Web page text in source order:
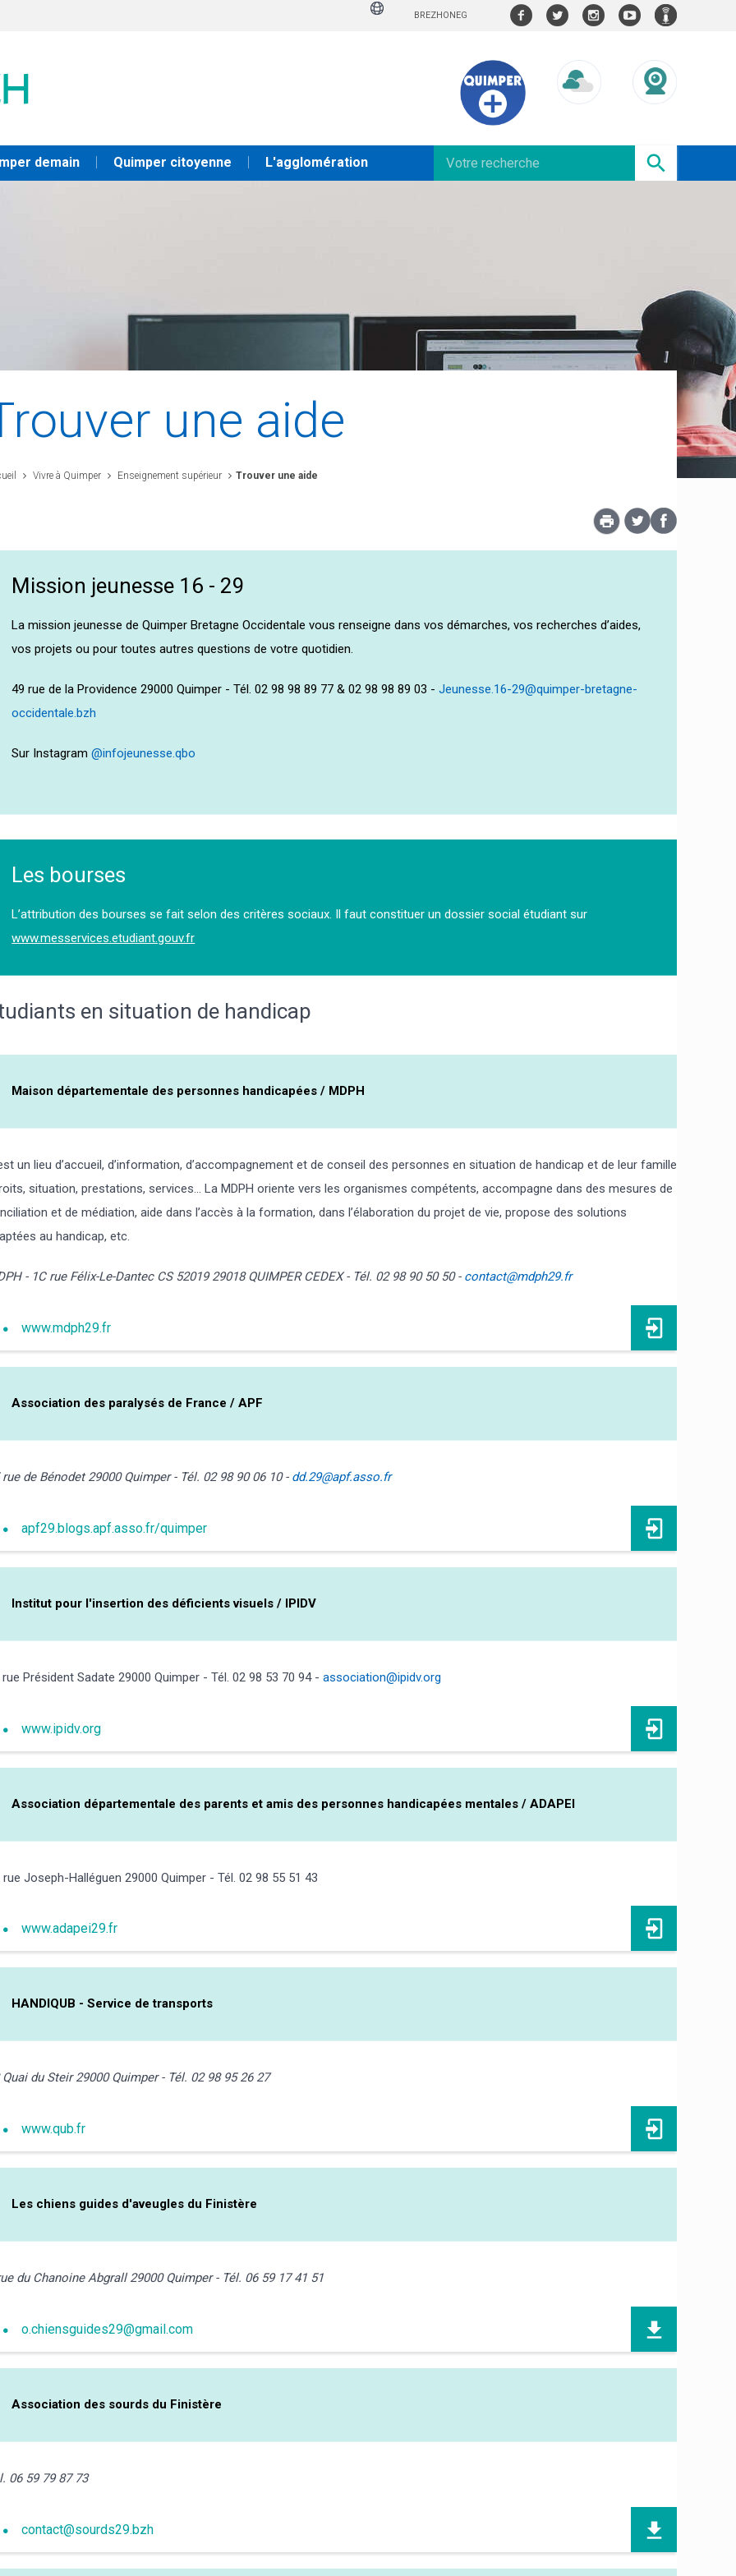
BREZHONEG
demain Quimper citoyenne L'agglomération
une aide
Vivre à Quimper Enseignement supérieur Trouver une aide
Mission jeunesse 16 - 29
La mission jeunesse de Quimper Bretagne Occidentale vous renseigne dans vos démarches, vos recherches d’aides,
vos projets ou pour toutes autres questions de votre quotidien.
49 rue de la Providence 29000 Quimper - Tél. 02 98 98 89 77 & 02 98 98 89 03 -Jeunesse.16-29@quimper-bretagne-
occidentale.bzh
Sur Instagram@infojeunesse.qbo
Les bourses
L’attribution des bourses se fait selon des critères sociaux. Il faut constituer un dossier social étudiant sur
www.messervices.etudiant.gouv.fr
en situation de handicap
Maison départementale des personnes handicapées / MDPH
un lieu d’accueil, d’information, d’accompagnement et de conseil des personnes en situation de handicap et de leur famille
situation, prestations, services… La MDPH oriente vers les organismes compétents, accompagne dans des mesures de
et de médiation, aide dans l’accès à la formation, dans l’élaboration du projet de vie, propose des solutions
au handicap, etc.
- 1C rue Félix-Le-Dantec CS 52019 29018 QUIMPER CEDEX - Tél. 02 98 90 50 50 - contact@mdph29.fr
www.mdph29.fr
Association des paralysés de France / APF
rue de Bénodet 29000 Quimper - Tél. 02 98 90 06 10 - dd.29@apf.asso.fr
apf29.blogs.apf.asso.fr/quimper
Institut pour l'insertion des déficients visuels / IPIDV
rue Président Sadate 29000 Quimper - Tél. 02 98 53 70 94 - association@ipidv.org
www.ipidv.org
Association départementale des parents et amis des personnes handicapées mentales / ADAPEI
rue Joseph-Halléguen 29000 Quimper - Tél. 02 98 55 51 43
www.adapei29.fr
HANDIQUB - Service de transports
Quai du Steir 29000 Quimper - Tél. 02 98 95 26 27
www.qub.fr
Les chiens guides d'aveugles du Finistère
du Chanoine Abgrall 29000 Quimper - Tél. 06 59 17 41 51
o.chiensguides29@gmail.com
Association des sourds du Finistère
06 59 79 87 73
contact@sourds29.bzh